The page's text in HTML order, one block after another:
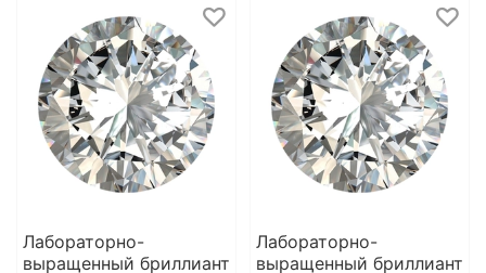
Лабораторно-
выращенный бриллиант
Лабораторно-
выращенный бриллиант